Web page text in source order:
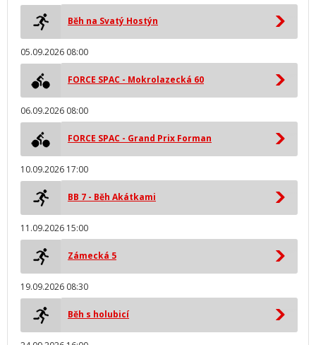
Běh na Svatý Hostýn
05.09.2026 08:00
FORCE SPAC - Mokrolazecká 60
06.09.2026 08:00
FORCE SPAC - Grand Prix Forman
10.09.2026 17:00
BB 7 - Běh Akátkami
11.09.2026 15:00
Zámecká 5
19.09.2026 08:30
Běh s holubicí